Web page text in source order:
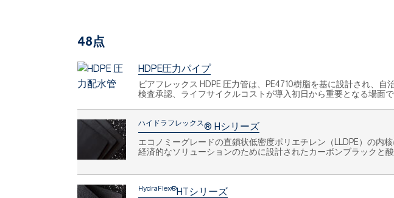
48点
HDPE圧力パイプ
ビアフレックス HDPE 圧力管は、PE4710樹脂を基に設計され、
検査承認、ライフサイクルコストが導入初日から重要となる場面
ハイドラフレックス® Hシリーズ
エコノミーグレードの直鎖状低密度ポリエチレン（LLDPE）の内
経済的なソリューションのために設計されたカーボンブラックと
HydraFlex®HTシリーズ